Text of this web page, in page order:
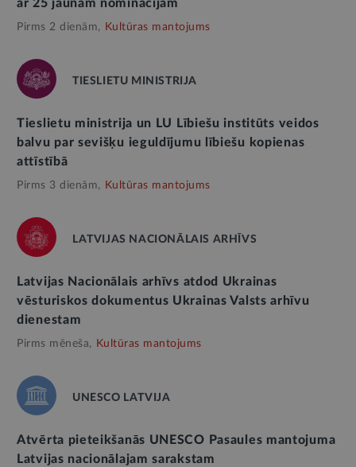
ar 25 jaunām nominācijām
Pirms 2 dienām, Kultūras mantojums
TIESLIETU MINISTRIJA
Tieslietu ministrija un LU Lībiešu institūts veidos
balvu par sevišķu ieguldījumu lībiešu kopienas
attīstībā
Pirms 3 dienām, Kultūras mantojums
LATVIJAS NACIONĀLAIS ARHĪVS
Latvijas Nacionālais arhīvs atdod Ukrainas
vēsturiskos dokumentus Ukrainas Valsts arhīvu
dienestam
Pirms mēneša, Kultūras mantojums
UNESCO LATVIJA
Atvērta pieteikšanās UNESCO Pasaules mantojuma
Latvijas nacionālajam sarakstam